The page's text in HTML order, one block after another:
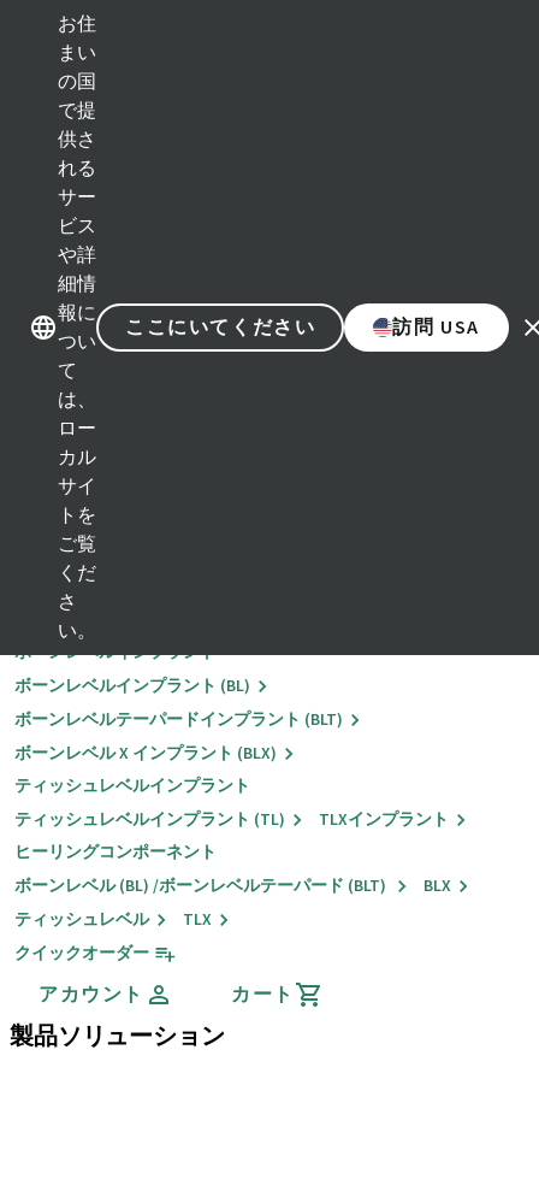
お住
まい
の国
で提
供さ
れる
サー
ビス
や詳
細情
報に
つい
て
は、
ロー
カル
サイ
トを
ご覧
くだ
さ
い。
ここにいてください 訪問 USA
カテゴリー
インプラントソリューション
補綴ソリューション
再生ソリューション
インスツルメント＆アクセサリー
デジタルソリューション
アシスタント
戻る
インプラントソリューション
ボーンレベルインプラント
ボーンレベルインプラント (BL)
ボーンレベルテーパードインプラント (BLT)
ボーンレベル X インプラント (BLX)
ティッシュレベルインプラント
ティッシュレベルインプラント (TL)
TLXインプラント
ヒーリングコンポーネント
ボーンレベル (BL) /ボーンレベルテーパード (BLT)
BLX
ティッシュレベル
TLX
クイックオーダー
アカウント カート
製品ソリューション